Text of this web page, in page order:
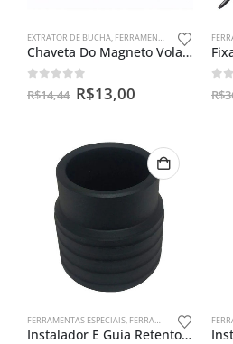
EXTRATOR DE BUCHA, FERRAMENTAS ESPECIAIS
Chaveta Do Magneto Volante Rx /dt 180/tdr/dt/yamaha Antigas
out of 5
R$14,44 R$13,00 R$
FERRAMENTAS ESPECIAIS, FERRAMENTAS PARA BENGALAS
Instalador E Guia Retentor De Bengala Cg 150